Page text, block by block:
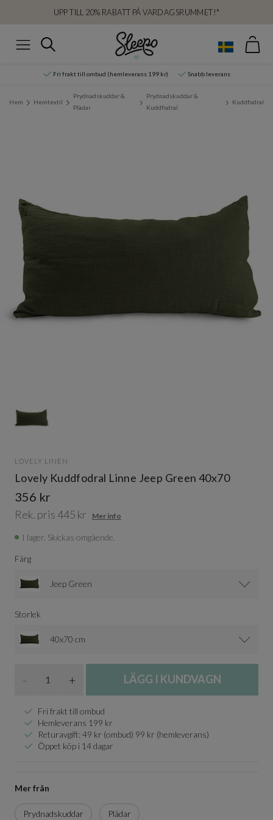
UPP TILL 20% RABATT PÅ VARDAGSRUMMET!*
Sök
Fri frakt till ombud (hemleverans 199 kr) Snabb leverans
Hem Hemtextil
Prydnadskuddar &
Plädar
Prydnadskuddar &
Kuddfodral
Kuddfodral
LOVELY LINEN
Lovely Kuddfodral Linne Jeep Green 40x70
356 kr
Rek. pris 445 kr Mer info
I lager. Skickas omgående.
Färg
Jeep Green
Storlek
40x70 cm
- + LÄGG I KUNDVAGN
Fri frakt till ombud
Hemleverans 199 kr
Returavgift: 49 kr (ombud) 99 kr (hemleverans)
Öppet köp i 14 dagar
Mer från
Prydnadskuddar Plädar